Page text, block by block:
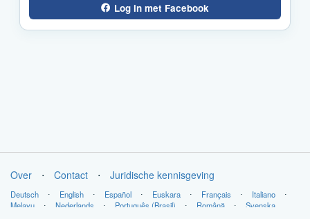
Log in met Facebook
Over ⋅ Contact ⋅ Juridische kennisgeving
Deutsch ⋅ English ⋅ Español ⋅ Euskara ⋅ Français ⋅ Italiano
⋅
Melayu
⋅ Nederlands ⋅ Português (Brasil) ⋅ Română ⋅ Svenska